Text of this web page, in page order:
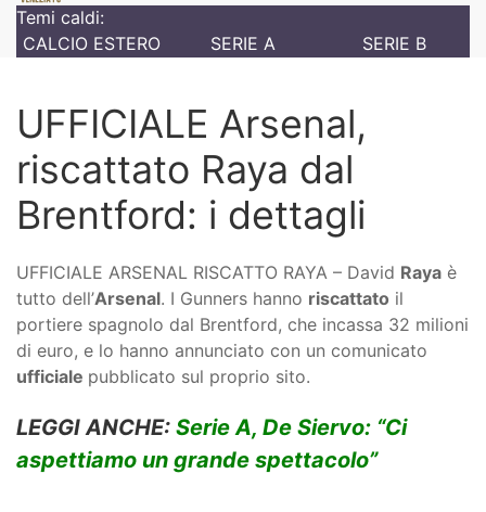
Temi caldi:
CALCIO ESTERO
SERIE A SERIE B
UFFICIALE Arsenal,
riscattato Raya dal
Brentford: i dettagli
UFFICIALE ARSENAL RISCATTO RAYA – David Raya è
tutto dell’Arsenal. I Gunners hanno riscattato il
portiere spagnolo dal Brentford, che incassa 32 milioni
di euro, e lo hanno annunciato con un comunicato
ufficiale pubblicato sul proprio sito.
LEGGI ANCHE: Serie A, De Siervo: “Ci
aspettiamo un grande spettacolo”